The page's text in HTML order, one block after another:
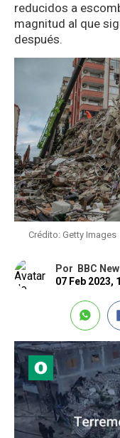
reducidos a
magnitud al que
después.
Crédito: Getty Images
Por BBC
07 Feb 2023,